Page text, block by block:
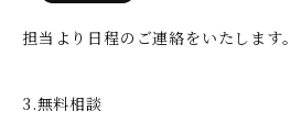
担当より日程のご連絡をいたします。
3.無料相談